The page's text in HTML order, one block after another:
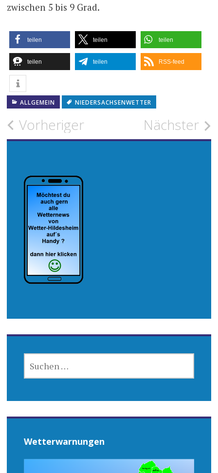
zwischen 5 bis 9 Grad.
teilen teilen teilen
teilen teilen RSS-feed
ALLGEMEIN NIEDERSACHSENWETTER
Beitragsnavigation
Vorheriger Nächster
NACH:
Wetterwarnungen